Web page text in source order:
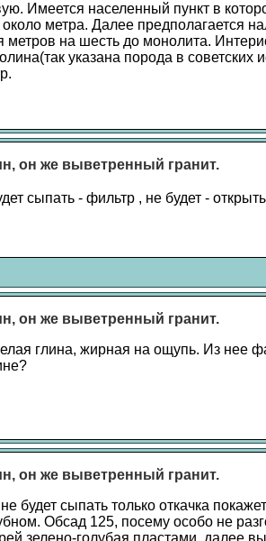
Имеется населенный пункт в
метра. Далее предполагается
метров на шесть до монолита.
указана порода в
он же выветренный гранит.
сыпать - фильтр , не будет -
он же выветренный гранит.
глина, жирная на ощупь. Из нее
он же выветренный гранит.
будет сыпать только откачка
Обсад 125, посему особо не
зелено-голубая пластами, далее